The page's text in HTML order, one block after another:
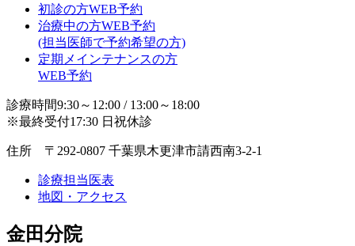
初診の方WEB予約
治療中の方WEB予約
(担当医師で予約希望の方)
定期メインテナンスの方
WEB予約
診療時間9:30～12:00 / 13:00～18:00
※最終受付17:30 日祝休診
住所 〒292-0807 千葉県木更津市請西南3-2-1
診療担当医表
地図・アクセス
金田分院